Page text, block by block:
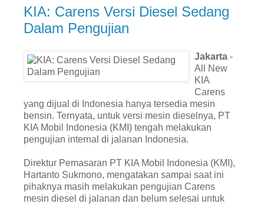
KIA: Carens Versi Diesel Sedang
Dalam Pengujian
Jakarta -
All New
KIA
Carens
yang dijual di Indonesia hanya tersedia mesin
bensin. Ternyata, untuk versi mesin dieselnya, PT
KIA Mobil Indonesia (KMI) tengah melakukan
pengujian internal di jalanan Indonesia.
Direktur Pemasaran PT KIA Mobil Indonesia (KMI),
Hartanto Sukmono, mengatakan sampai saat ini
pihaknya masih melakukan pengujian Carens
mesin diesel di jalanan dan belum selesai untuk